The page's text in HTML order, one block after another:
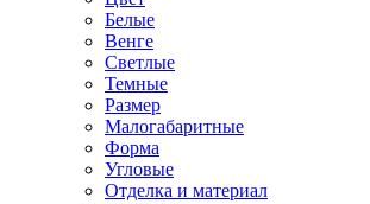
Белые
Венге
Светлые
Темные
Размер
Малогабаритные
Форма
Угловые
Отделка и материал